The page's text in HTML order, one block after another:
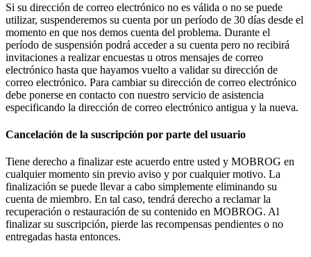
Si su dirección de correo electrónico no es válida o no se puede
utilizar, suspenderemos su cuenta por un período de 30 días desde el
momento en que nos demos cuenta del problema. Durante el
período de suspensión podrá acceder a su cuenta pero no recibirá
invitaciones a realizar encuestas u otros mensajes de correo
electrónico hasta que hayamos vuelto a validar su dirección de
correo electrónico. Para cambiar su dirección de correo electrónico
debe ponerse en contacto con nuestro servicio de asistencia
especificando la dirección de correo electrónico antigua y la nueva.
Cancelación de la suscripción por parte del usuario
Tiene derecho a finalizar este acuerdo entre usted y MOBROG en
cualquier momento sin previo aviso y por cualquier motivo. La
finalización se puede llevar a cabo simplemente eliminando su
cuenta de miembro. En tal caso, tendrá derecho a reclamar la
recuperación o restauración de su contenido en MOBROG. Al
finalizar su suscripción, pierde las recompensas pendientes o no
entregadas hasta entonces.